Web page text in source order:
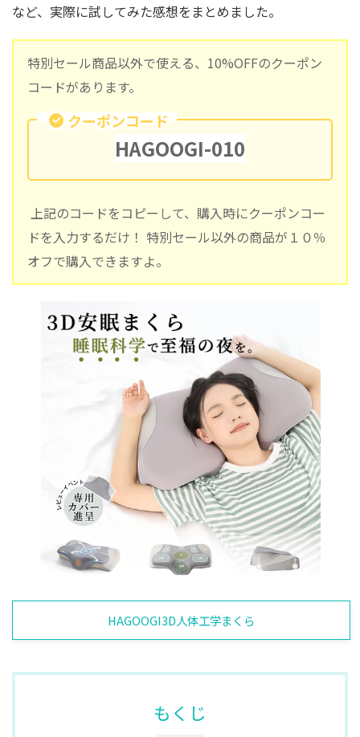
など、実際に試してみた感想をまとめました。
特別セール商品以外で使える、10%OFFのクーポン
コードがあります。
クーポンコード
HAGOOGI-010
上記のコードをコピーして、購入時にクーポンコー
ドを入力するだけ！ 特別セール以外の商品が１０％
オフで購入できますよ。
HAGOOGI3D人体工学まくら
もくじ